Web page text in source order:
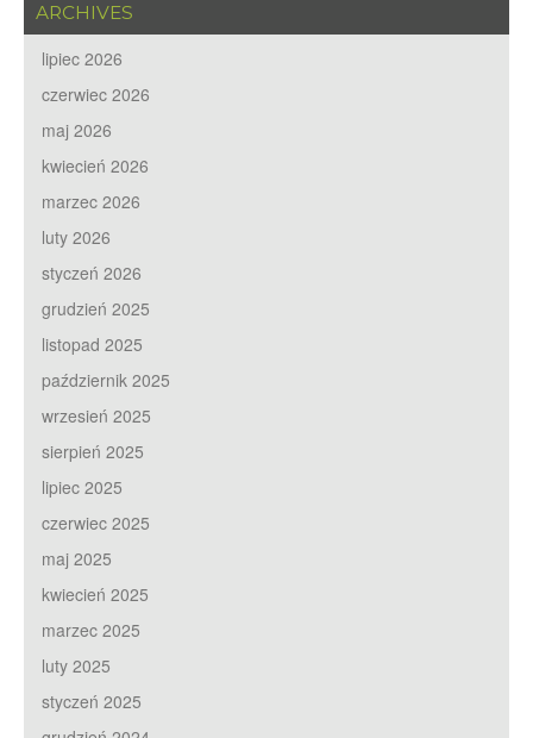
ARCHIVES
lipiec 2026
czerwiec 2026
maj 2026
kwiecień 2026
marzec 2026
luty 2026
styczeń 2026
grudzień 2025
listopad 2025
październik 2025
wrzesień 2025
sierpień 2025
lipiec 2025
czerwiec 2025
maj 2025
kwiecień 2025
marzec 2025
luty 2025
styczeń 2025